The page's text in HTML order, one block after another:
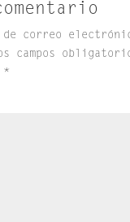
de correo
campos
*